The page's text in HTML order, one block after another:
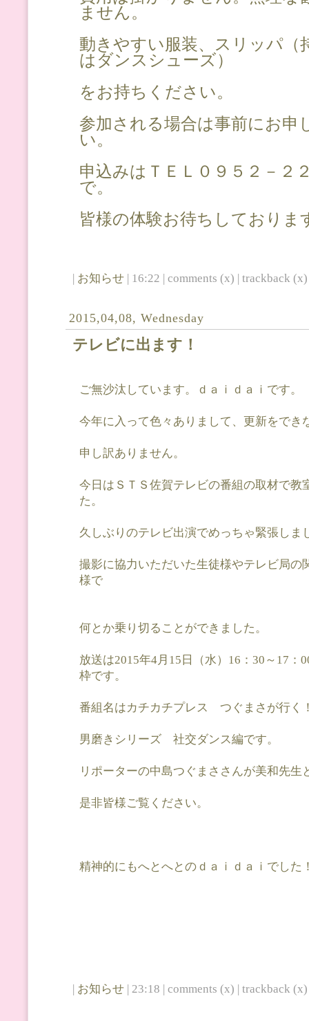
ません。
動きやすい服装、スリッパ（
はダンスシューズ）
をお持ちください。
参加される場合は事前にお申
い。
申込みはＴＥＬ０９５２－２
で。
皆様の体験お待ちしておりま
| お知らせ | 16:22 | comments (x) | trackback (x)
2015,04,08, Wednesday
テレビに出ます！
ご無沙汰しています。ｄａｉｄａｉです。
今年に入って色々ありまして、更新をでき
申し訳ありません。
今日はＳＴＳ佐賀テレビの番組の取材で教
た。
久しぶりのテレビ出演でめっちゃ緊張しま
撮影に協力いただいた生徒様やテレビ局の
様で
何とか乗り切ることができました。
放送は2015年4月15日（水）16：30～17：
枠です。
番組名はカチカチプレス つぐまさが行く
男磨きシリーズ 社交ダンス編です。
リポーターの中島つぐまささんが美和先生
是非皆様ご覧ください。
精神的にもへとへとのｄａｉｄａｉでした
| お知らせ | 23:18 | comments (x) | trackback (x)